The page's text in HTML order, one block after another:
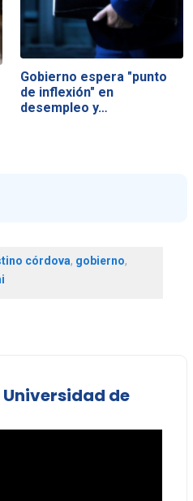
Gobierno espera "punto
de inflexión" en
desempleo y…
córdova, gobierno,
Universidad de